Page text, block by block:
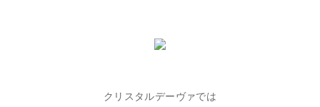
クリスタルデーヴァでは